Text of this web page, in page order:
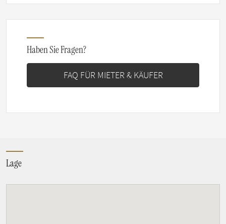
Haben Sie Fragen?
FAQ FÜR MIETER & KÄUFER
Lage